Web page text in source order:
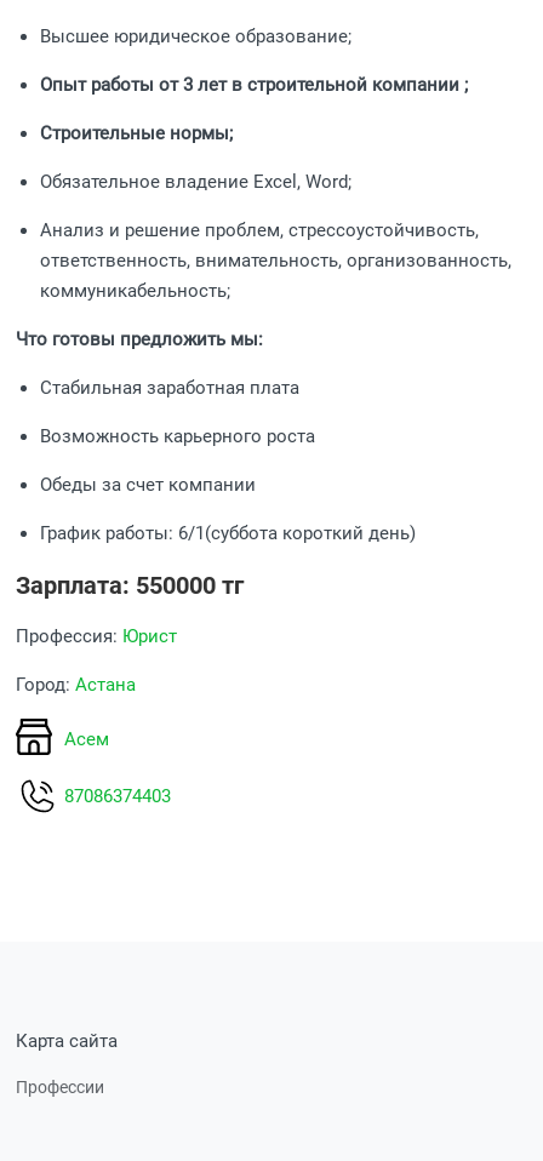
Высшее юридическое образование;
Опыт работы от 3 лет в строительной компании ;
Строительные нормы;
Обязательное владение Excel, Word;
Анализ и решение проблем, cтрессоустойчивость,
ответственность, внимательность, организованность,
коммуникабельность;
Что готовы предложить мы:
Стабильная заработная плата
Возможность карьерного роста
Обеды за счет компании
График работы: 6/1(суббота короткий день)
Зарплата: 550000 тг
Профессия: Юрист
Город:Астана
Асем
87086374403
Карта сайта
Профессии